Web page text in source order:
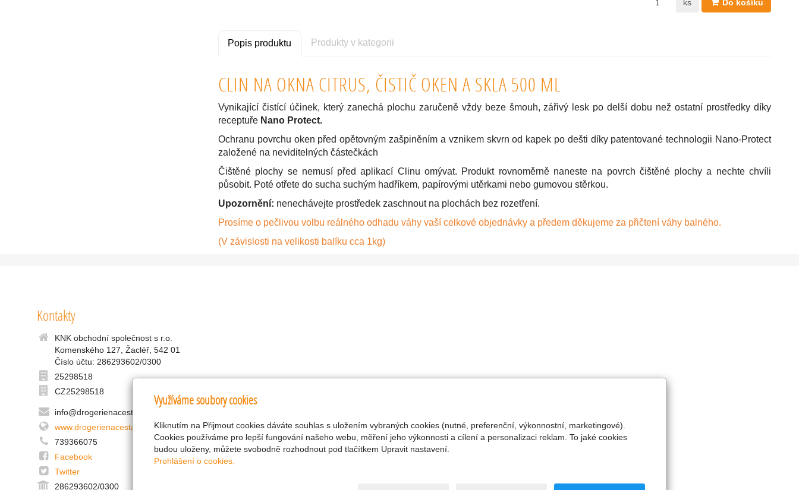
ks Do košíku
Popis produktu Produkty v kategorii
CLIN NA OKNA CITRUS, ČISTIČ OKEN A SKLA 500 ML
Vynikající čistící účinek, který zanechá plochu zaručeně vždy beze šmouh, zářivý lesk po delší dobu než ostatní prostředky díky
receptuře Nano Protect.
Ochranu povrchu oken před opětovným zašpiněním a vznikem skvrn od kapek po dešti díky patentované technologii Nano-Protect
založené na neviditelných částečkách
Čištěné plochy se nemusí před aplikací Clinu omývat. Produkt rovnoměrně naneste na povrch čištěné plochy a nechte chvíli
působit. Poté otřete do sucha suchým hadříkem, papírovými utěrkami nebo gumovou stěrkou.
Upozornění: nenechávejte prostředek zaschnout na plochách bez rozetření.
Prosíme o pečlivou volbu reálného odhadu váhy vaší celkové objednávky a předem děkujeme za přičtení váhy balného.
(V závislosti na velikosti balíku cca 1kg)
Kontakty
KNK obchodní společnost s r.o.
Komenského 127, Žacléř, 542 01
Číslo účtu: 286293602/0300
25298518
CZ25298518
info@drogerienacestach.cz
www.drogerienacestach.cz
739366075
Facebook
Twitter
286293602/0300
Využíváme soubory cookies
Kliknutím na Přijmout cookies dáváte souhlas s uložením vybraných cookies (nutné, preferenční, výkonnostní, marketingové).
Cookies používáme pro lepší fungování našeho webu, měření jeho výkonnosti a cílení a personalizaci reklam. To jaké cookies
budou uloženy, můžete svobodně rozhodnout pod tlačítkem Upravit nastavení.
Prohlášení o cookies.